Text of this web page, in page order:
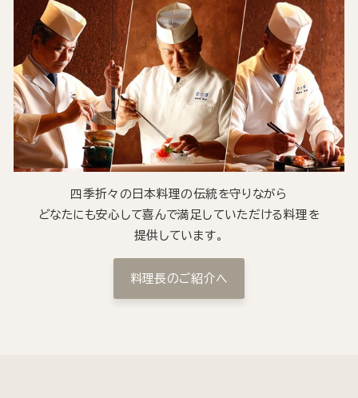
四季折々の日本料理の伝統を守りながら
どなたにも安心して喜んで満足していただける料理を
提供しています。
料理長のご紹介へ